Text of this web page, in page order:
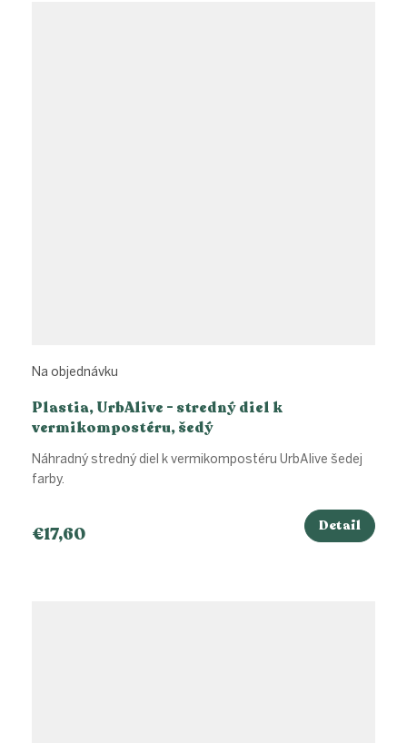
Plastia, UrbAlive - stredný diel k
vermikompostéru, šedý
Na objednávku
€17,60 Detail
Náhradný stredný diel k vermikompostéru UrbAlive šedej
farby.